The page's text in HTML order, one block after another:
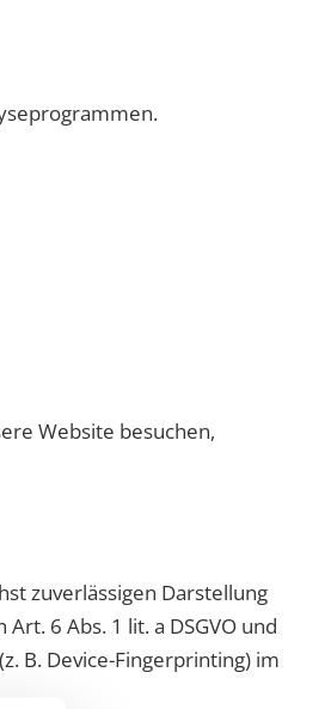
Website besuchen,
zuverlässigen Darstellung
6 Abs. 1 lit. a DSGVO und
B. Device-Fingerprinting) im